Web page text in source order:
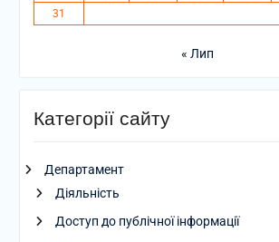
31
« Лип
Категорії сайту
Департамент
Діяльність
Доступ до публічної інформації